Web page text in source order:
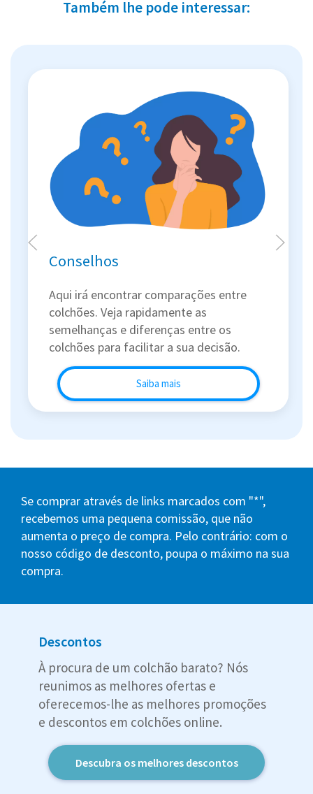
Também lhe pode interessar:
Conselhos
Aqui irá encontrar comparações entre
colchões. Veja rapidamente as
semelhanças e diferenças entre os
colchões para facilitar a sua decisão.
Saiba mais
Se comprar através de links marcados com "*",
recebemos uma pequena comissão, que não
aumenta o preço de compra. Pelo contrário: com o
nosso código de desconto, poupa o máximo na sua
compra.
Descontos
À procura de um colchão barato? Nós
reunimos as melhores ofertas e
oferecemos-lhe as melhores promoções
e descontos em colchões online.
Descubra os melhores descontos